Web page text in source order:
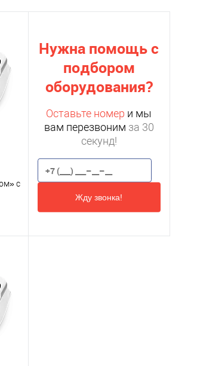
с
Нужна помощь с
подбором
оборудования?
Оставьте номер и мы
вам перезвоним за 30
секунд!
Жду звонка!